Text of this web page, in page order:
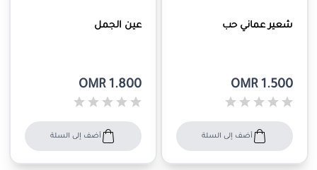
شعير عماني حب
OMR 1.500
أضف إلى السلة
عين الجمل
OMR 1.800
أضف إلى السلة